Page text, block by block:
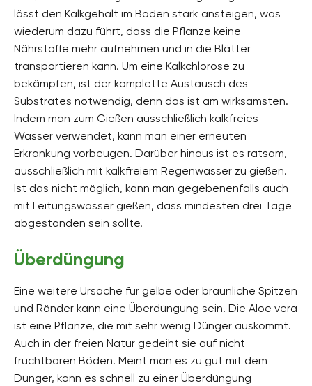
lässt den Kalkgehalt im Boden stark ansteigen, was
wiederum dazu führt, dass die Pflanze keine
Nährstoffe mehr aufnehmen und in die Blätter
transportieren kann. Um eine Kalkchlorose zu
bekämpfen, ist der komplette Austausch des
Substrates notwendig, denn das ist am wirksamsten.
Indem man zum Gießen ausschließlich kalkfreies
Wasser verwendet, kann man einer erneuten
Erkrankung vorbeugen. Darüber hinaus ist es ratsam,
ausschließlich mit kalkfreiem Regenwasser zu gießen.
Ist das nicht möglich, kann man gegebenenfalls auch
mit Leitungswasser gießen, dass mindesten drei Tage
abgestanden sein sollte.
Überdüngung
Eine weitere Ursache für gelbe oder bräunliche Spitzen
und Ränder kann eine Überdüngung sein. Die Aloe vera
ist eine Pflanze, die mit sehr wenig Dünger auskommt.
Auch in der freien Natur gedeiht sie auf nicht
fruchtbaren Böden. Meint man es zu gut mit dem
Dünger, kann es schnell zu einer Überdüngung